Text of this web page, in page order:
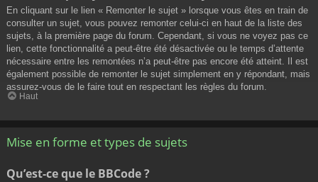
En cliquant sur le lien « Remonter le sujet » lorsque vous êtes en train de
consulter un sujet, vous pouvez remonter celui-ci en haut de la liste des
sujets, à la première page du forum. Cependant, si vous ne voyez pas ce
lien, cette fonctionnalité a peut-être été désactivée ou le temps d’attente
nécessaire entre les remontées n’a peut-être pas encore été atteint. Il est
également possible de remonter le sujet simplement en y répondant, mais
assurez-vous de le faire tout en respectant les règles du forum.
Haut
Mise en forme et types de sujets
Qu’est-ce que le BBCode ?